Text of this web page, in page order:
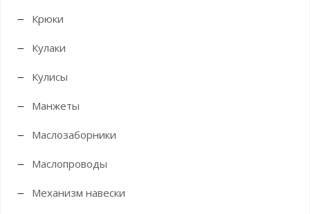
Крюки
Кулаки
Кулисы
Манжеты
Маслозаборники
Маслопроводы
Механизм навески